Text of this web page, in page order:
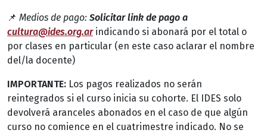
📌 Medios de pago: Solicitar link de pago a
cultura@ides.org.arindicando si abonará por el total o
por clases en particular (en este caso aclarar el nombre
del/la docente)
IMPORTANTE: Los pagos realizados no serán
reintegrados si el curso inicia su cohorte. El IDES solo
devolverá aranceles abonados en el caso de que algún
curso no comience en el cuatrimestre indicado. No se